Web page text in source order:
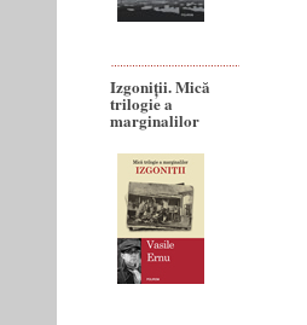
Izgoniții. Mică
trilogie a
marginalilor